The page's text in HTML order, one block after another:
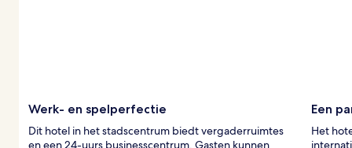
Werk- en spelperfectie
Dit hotel in het stadscentrum biedt vergaderruimtes
en een 24-uurs businesscentrum. Gasten kunnen
Een
Het